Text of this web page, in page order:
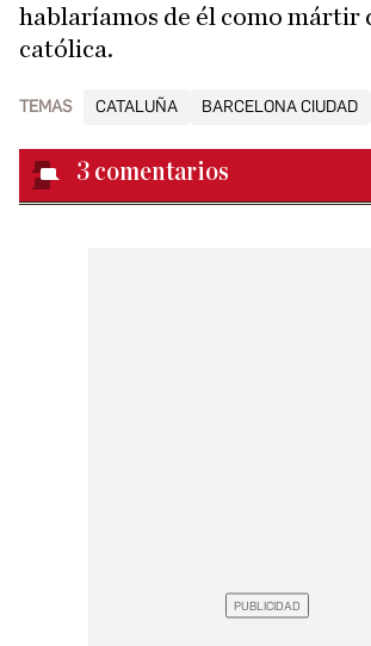
hablaríamos de él como mártir
católica.
TEMAS CATALUÑA BARCELONA CIUDAD
3 comentarios